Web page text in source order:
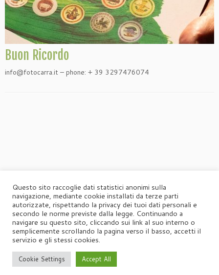
Buon Ricordo
info@fotocarra.it – phone: + 39 3297476074
·© 2026Agorà·Powered by ·Designed con il
Questo sito raccoglie dati statistici anonimi sulla
navigazione, mediante cookie installati da terze parti
autorizzate, rispettando la privacy dei tuoi dati personali e
secondo le norme previste dalla legge. Continuando a
navigare su questo sito, cliccando sui link al suo interno o
semplicemente scrollando la pagina verso il basso, accetti il
servizio e gli stessi cookies.
Cookie Settings Accept All